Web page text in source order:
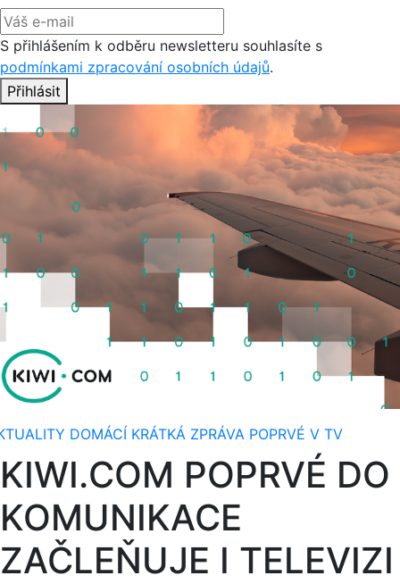
S přihlášením k odběru newsletteru souhlasíte s
podmínkami zpracování osobních údajů.
Přihlásit
DOMÁCÍ KRÁTKÁ ZPRÁVA POPRVÉ V TV
KIWI.COM POPRVÉ DO
KOMUNIKACE
ZAČLEŇUJE I TELEVIZI